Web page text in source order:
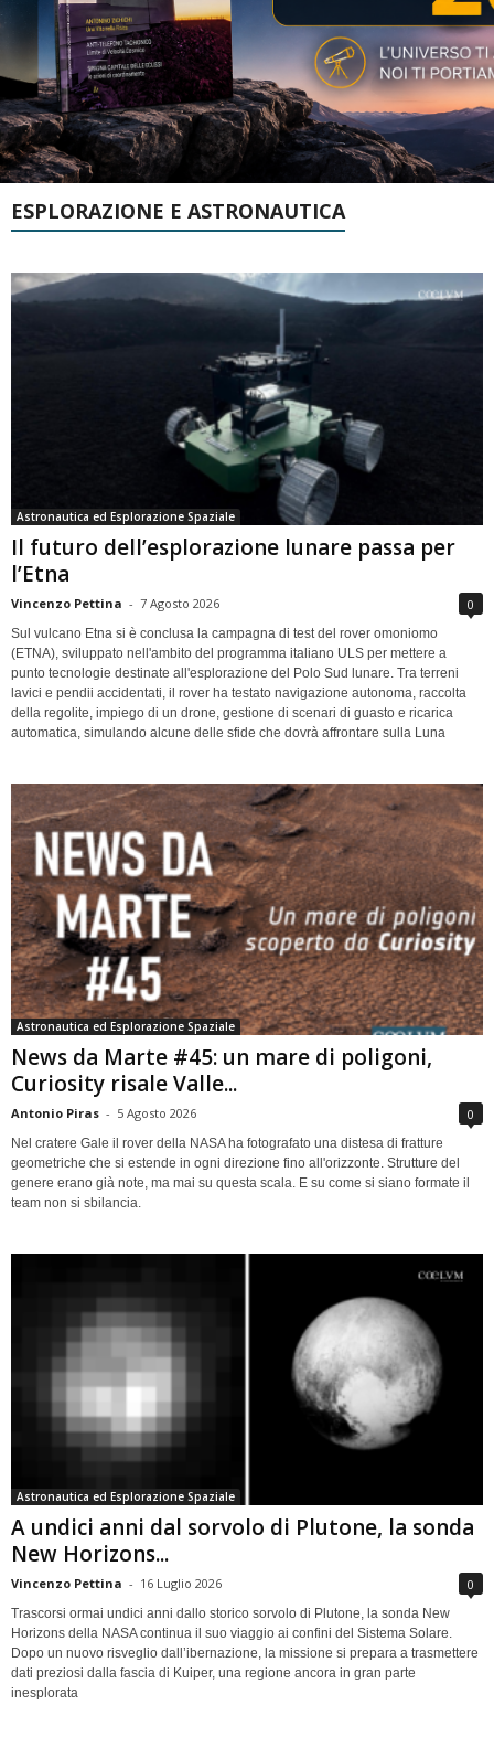
ESPLORAZIONE E ASTRONAUTICA
Astronautica ed Esplorazione Spaziale
Il futuro dell’esplorazione lunare passa per
l’Etna
Vincenzo Pettina - 7 Agosto 2026 0
Sul vulcano Etna si è conclusa la campagna di test del rover omoniomo
(ETNA), sviluppato nell'ambito del programma italiano ULS per mettere a
punto tecnologie destinate all'esplorazione del Polo Sud lunare. Tra terreni
lavici e pendii accidentati, il rover ha testato navigazione autonoma, raccolta
della regolite, impiego di un drone, gestione di scenari di guasto e ricarica
automatica, simulando alcune delle sfide che dovrà affrontare sulla Luna
Astronautica ed Esplorazione Spaziale
News da Marte #45: un mare di poligoni,
Curiosity risale Valle...
Antonio Piras - 5 Agosto 2026 0
Nel cratere Gale il rover della NASA ha fotografato una distesa di fratture
geometriche che si estende in ogni direzione fino all'orizzonte. Strutture del
genere erano già note, ma mai su questa scala. E su come si siano formate il
team non si sbilancia.
Astronautica ed Esplorazione Spaziale
A undici anni dal sorvolo di Plutone, la sonda
New Horizons...
Vincenzo Pettina - 16 Luglio 2026 0
Trascorsi ormai undici anni dallo storico sorvolo di Plutone, la sonda New
Horizons della NASA continua il suo viaggio ai confini del Sistema Solare.
Dopo un nuovo risveglio dall’ibernazione, la missione si prepara a trasmettere
dati preziosi dalla fascia di Kuiper, una regione ancora in gran parte
inesplorata